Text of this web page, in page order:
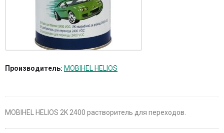
Производитель: MOBIHEL HELIOS
MOBIHEL HELIOS 2K 2400 растворитель для переходов.